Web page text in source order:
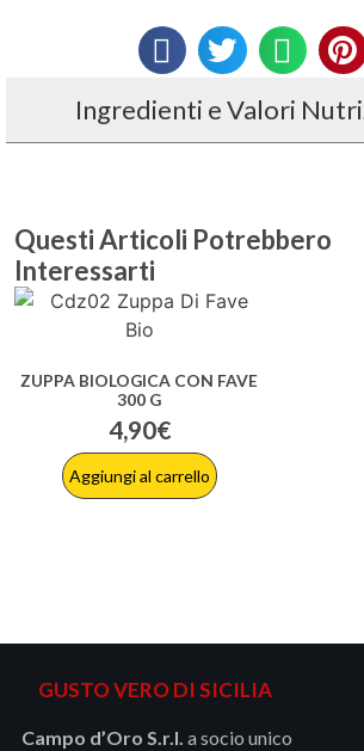
Ingredienti e Valori
ZUPPA BIOLOGICA CON FAVE
300 G
4,90€
Aggiungi al carrello
GUSTO VERO DI SICILIA
Campo d’Oro S.r.l. a socio unico